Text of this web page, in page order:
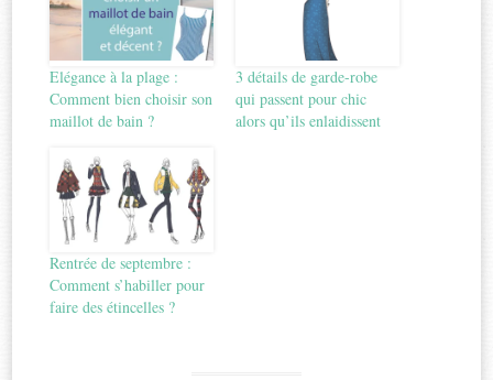
Elégance à la plage :
Comment bien choisir son
maillot de bain ?
3 détails de garde-robe
qui passent pour chic
alors qu’ils enlaidissent
Rentrée de septembre :
Comment s’habiller pour
faire des étincelles ?